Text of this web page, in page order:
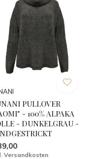
PULLOVER
- 100% ALPAKA
- DUNKELGRAU -
Versandkosten